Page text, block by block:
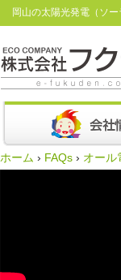
岡山の太陽光発電（ソ
ホーム › FAQs › オー